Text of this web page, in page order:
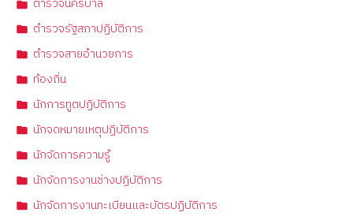
ตำรวจนครบาล
ตำรวจรัฐสภาปฏิบัติการ
ตำรวจสายอำนวยการ
ท้องถิ่น
นักการทูตปฏิบัติการ
นักจดหมายเหตุปฏิบัติการ
นักจัดการความรู้
นักจัดการงานช่างปฏิบัติการ
นักจัดการงานทะเบียนและบัตรปฏิบัติการ